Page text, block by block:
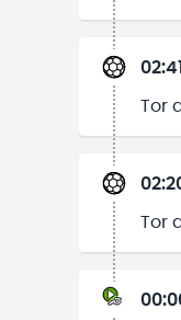
02:41
Tor
Tor